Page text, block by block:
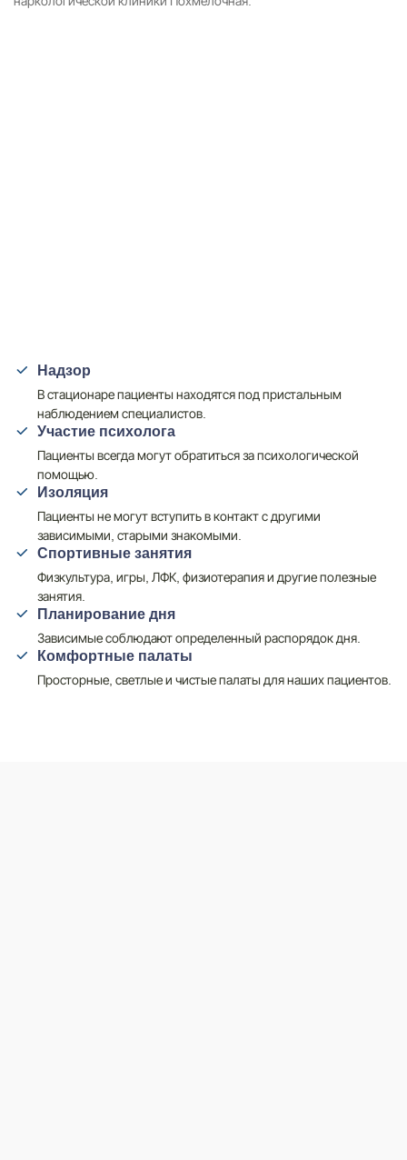
Надзор
В стационаре пациенты находятся под пристальным
наблюдением специалистов.
Участие психолога
Пациенты всегда могут обратиться за психологической
помощью.
Изоляция
Пациенты не могут вступить в контакт с другими
зависимыми, старыми знакомыми.
Спортивные занятия
Физкультура, игры, ЛФК, физиотерапия и другие полезные
занятия.
Планирование дня
Зависимые соблюдают определенный распорядок дня.
Комфортные палаты
Просторные, светлые и чистые палаты для наших пациентов.